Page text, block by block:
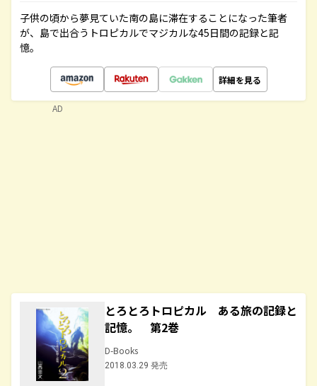
子供の頃から夢見ていた南の島に滞在することになった筆者
が、島で出合うトロピカルでマジカルな45日間の記録と記
憶。
詳細を見る
とろとろトロピカル ある旅の記録と
記憶。 第2巻
D-Books
2018.03.29 発売
AD